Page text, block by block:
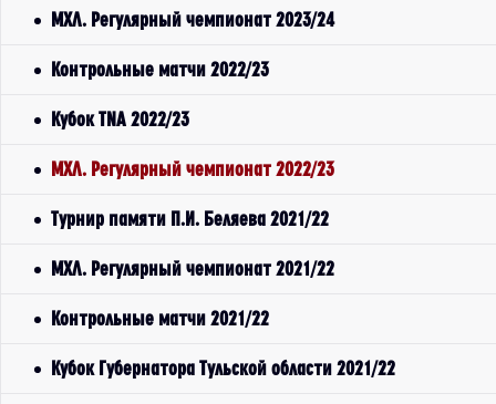
МХЛ. Регулярный чемпионат 2023/24
Контрольные матчи 2022/23
Кубок TNA 2022/23
МХЛ. Регулярный чемпионат 2022/23
Турнир памяти П.И. Беляева 2021/22
МХЛ. Регулярный чемпионат 2021/22
Контрольные матчи 2021/22
Кубок Губернатора Тульской области 2021/22